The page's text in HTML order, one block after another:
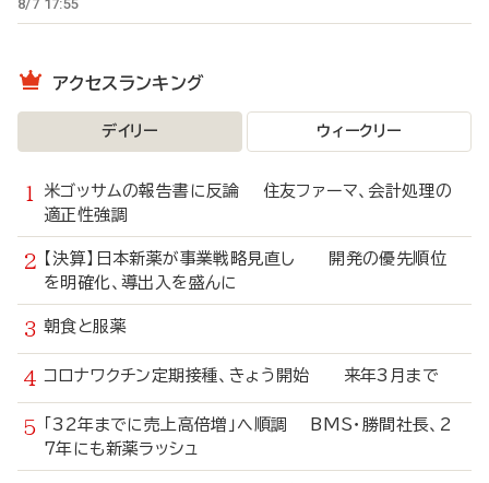
8/7 17:55
アクセスランキング
デイリー ウィークリー
米ゴッサムの報告書に反論 住友ファーマ、会計処理の
適正性強調
【決算】日本新薬が事業戦略見直し 開発の優先順位
を明確化、導出入を盛んに
朝食と服薬
コロナワクチン定期接種、きょう開始 来年3月まで
「32年までに売上高倍増」へ順調 BMS・勝間社長、2
7年にも新薬ラッシュ